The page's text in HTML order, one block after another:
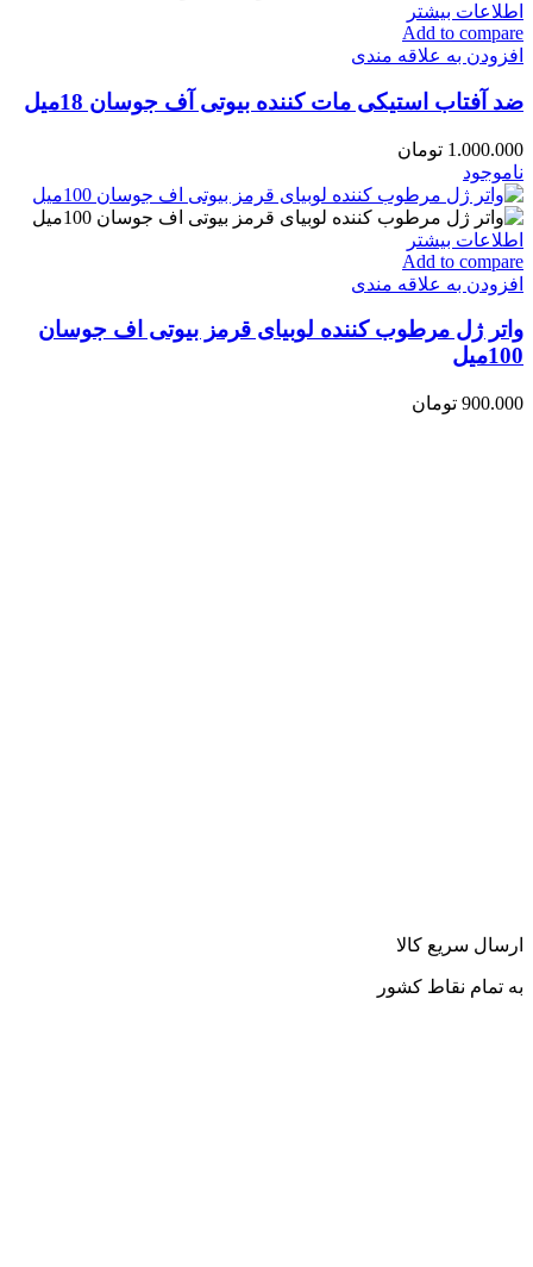
اطلاعات بیشتر
Add to compare
افزودن به علاقه مندی
ضد آفتاب استیکی مات‌ کننده بیوتی ‌آف جوسان 18میل
1.000.000 تومان
ناموجود
اطلاعات بیشتر
Add to compare
افزودن به علاقه مندی
واتر ژل مرطوب کننده لوبیای قرمز بیوتی اف جوسان
100میل
900.000 تومان
ارسال سریع کالا
به تمام نقاط کشور